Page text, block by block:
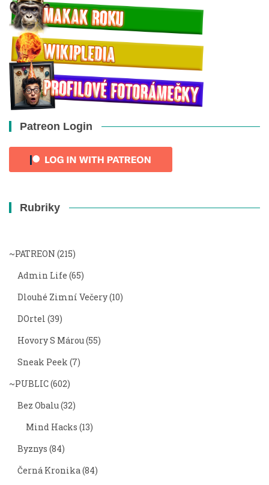
Patreon Login
Rubriky
~PATREON (215)
Admin Life (65)
Dlouhé Zimní Večery(10)
DOrtel (39)
Hovory S Márou(55)
Sneak Peek (7)
~PUBLIC(602)
Bez Obalu(32)
Mind Hacks (13)
Byznys (84)
Černá Kronika (84)